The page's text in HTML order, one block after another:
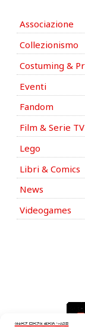
Associazione
Collezionismo
Costuming &
Eventi
Fandom
Film & Serie TV
Lego
Libri & Comics
News
Videogames